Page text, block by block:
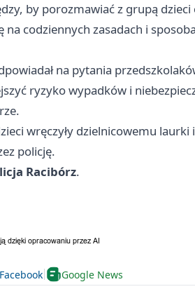
by porozmawiać z grupą
na codziennych zasadach i
na pytania
ryzyko wypadków i
wręczyły dzielnicowemu
policję.
Racibórz.
Facebook Google News